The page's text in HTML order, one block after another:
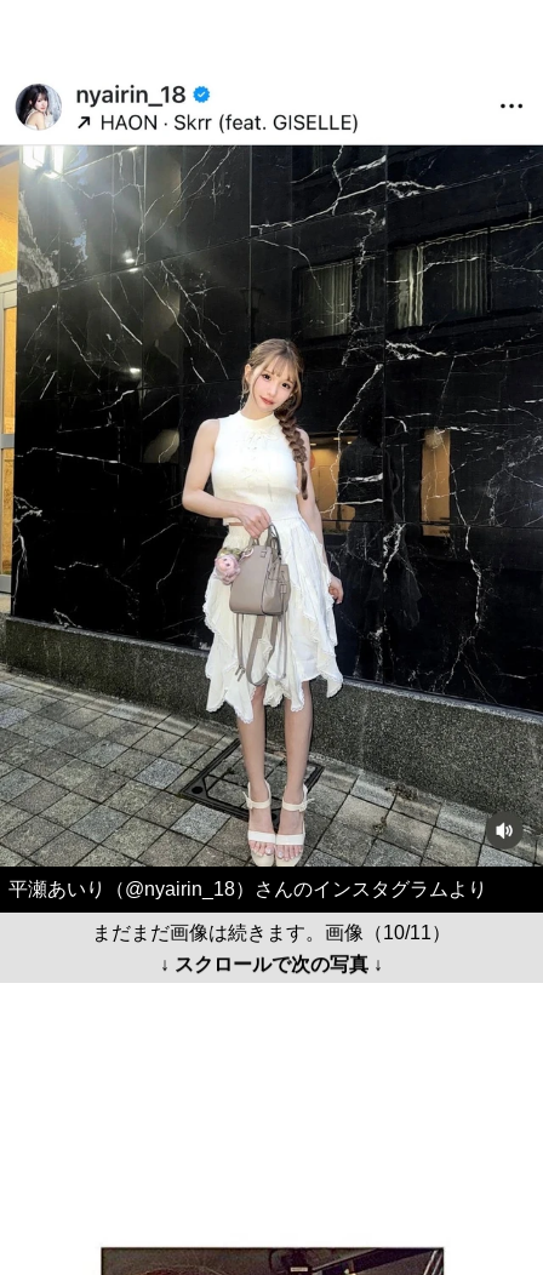
平瀬あいり（@nyairin_18）さんのインスタグラムより
まだまだ画像は続きます。画像（10/11）
↓ スクロールで次の写真 ↓